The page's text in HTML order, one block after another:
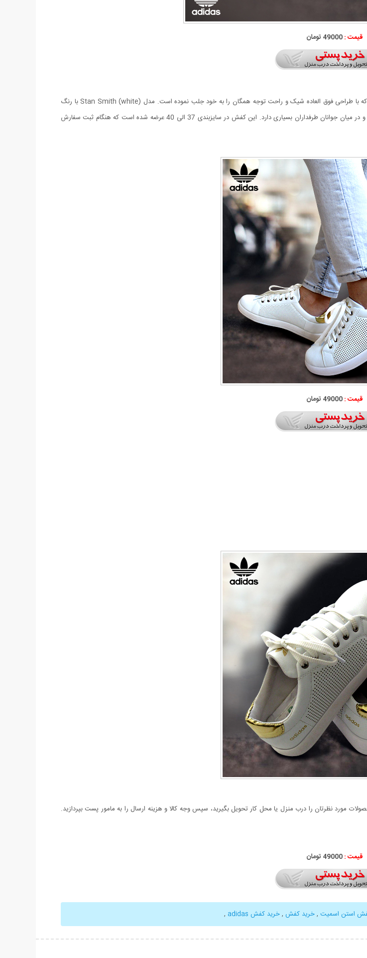
قیمت :49000 تومان
یکی از پر طرفدارترین کفش های موجود در سطح جهان کفش آدیداس Stan Smith است که با طراحی فوق العاده شیک و راحت توجه همگان را به خود جلب نموده است. مدل Stan Smith (white) با رنگ
سفید و حاشیه طلایی رنگی در انتهای کفش عرضه شده است که زیبایی خیره کننده ای داشته و در میان جوانان طرفداران بسیاری دارد. این کفش در سایزبندی 37 الی 40 عرضه شده است که هنگام ثبت سفارش
قیمت :49000 تومان
مورد نظرتان را درب منزل یا محل کار تحویل بگیرید، سپس وجه کالا و هزینه ارسال را به مامور پست بپردازید.
قیمت :49000 تومان
استن اسمیت ,خرید کفش ,خرید کفش adidas ,